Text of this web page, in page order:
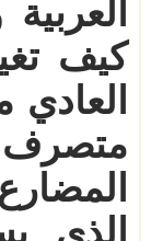
كيف
متصرف
المضارع
الذي